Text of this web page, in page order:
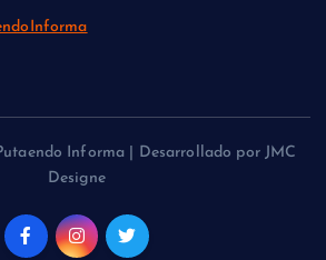
Informa | Desarrollado por JMC
Designe